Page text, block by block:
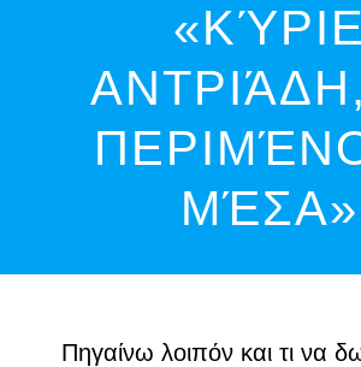
«ΚΎΡΙΕ
ΜΈΣΑ»
Πηγαίνω λοιπόν και τι να